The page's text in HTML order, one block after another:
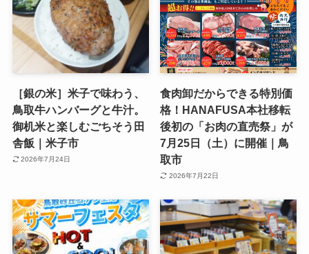
［銀の米］米子で味わう、
鳥取牛ハンバーグと牛汁。
御机米と楽しむごちそう田
舎飯｜米子市
2026年7月24日
食肉卸だからできる特別価
格！HANAFUSA本社移転
後初の「お肉の直売祭」が
7月25日（土）に開催｜鳥
取市
2026年7月22日